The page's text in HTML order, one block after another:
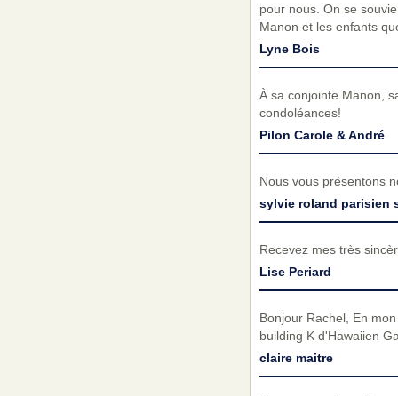
pour nous. On se
Manon et les enfants
Lyne Bois
À sa conjointe Manon,
condoléances!
Pilon Carole & André
Nous vous présentons
sylvie roland parisien
Recevez mes très
Lise Periard
Bonjour Rachel, En
building K d'Hawaiien
claire maitre